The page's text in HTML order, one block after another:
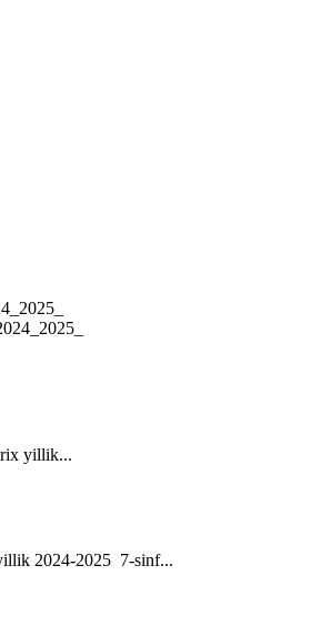
yillik...
2024-2025 7-sinf...